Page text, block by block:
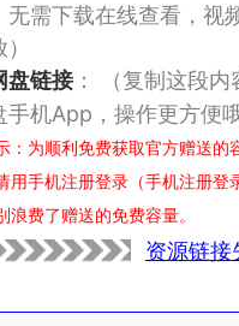
无需下载在线查看，视
盘链接：
（复制这段
手机App，操作更方便哦
：为顺利免费获取官方赠送的
用手机注册登录（手机注册登
浪费了赠送的免费容量。
资源链接